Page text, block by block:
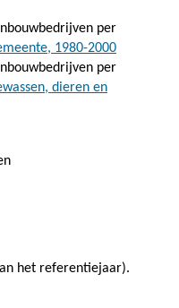
per
1980-2000
per
dieren en
het referentiejaar).